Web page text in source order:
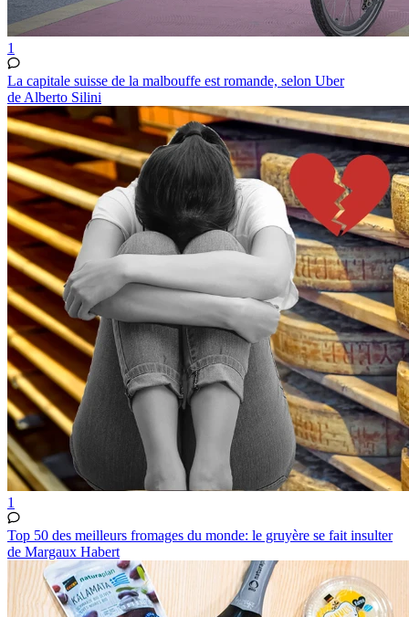
1
La capitale suisse de la malbouffe est romande, selon Uber
de Alberto Silini
1
Top 50 des meilleurs fromages du monde: le gruyère se fait insulter
de Margaux Habert